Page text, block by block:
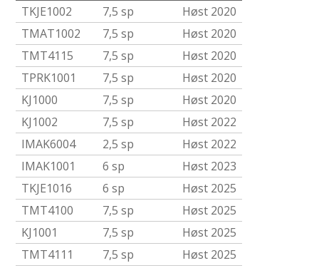
TKJE1002 7,5 sp
Høst 2020
TMAT1002
7,5 sp
Høst 2020
TMT4115
7,5 sp
Høst 2020
TPRK1001
7,5 sp
Høst 2020
KJ1000
7,5 sp
Høst 2020
KJ1002
7,5 sp
Høst 2022
IMAK6004
2,5 sp
Høst 2022
IMAK1001
6 sp
Høst 2023
TKJE1016
6 sp
Høst 2025
TMT4100
7,5 sp
Høst 2025
KJ1001
7,5 sp
Høst 2025
TMT4111
7,5 sp
Høst 2025